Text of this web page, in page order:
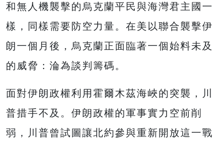
和無人機襲擊的烏克蘭平民與海灣君主國一
樣，同樣需要防空力量。在美以聯合襲擊伊
朗一個月後，烏克蘭正面臨著一個始料未及
的威脅：淪為談判籌碼。
面對伊朗政權利用霍爾木茲海峽的突襲，川
普措手不及。伊朗政權的軍事實力空前削
弱，川普曾試圖讓北約參與重新開放這一戰